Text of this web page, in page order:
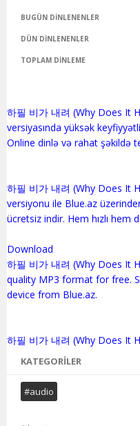
BUGÜN DINLENENLER
DÜN DINLENENLER
TOPLAM DINLEME
하필 비가 내려 (Why Does It
versiyasında yüksək
Online dinlə və rahat şəkildə
하필 비가 내려 (Why Does It
versiyonu ile Blue.az
ücretsiz indir. Hem hızlı hem
Download
하필 비가 내려 (Why Does It
quality MP3 format for free.
device from Blue.az.
KATEGORILER
#audio